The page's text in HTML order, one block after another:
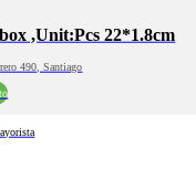
,Unit:Pcs 22*1.8cm
490, Santiago